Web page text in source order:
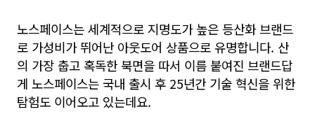
노스페이스는 세계적으로 지명도가 높은 등산화 브랜드
로 가성비가 뛰어난 아웃도어 상품으로 유명합니다. 산
의 가장 춥고 혹독한 북면을 따서 이름 붙여진 브랜드답
게 노스페이스는 국내 출시 후 25년간 기술 혁신을 위한
탐험도 이어오고 있는데요.